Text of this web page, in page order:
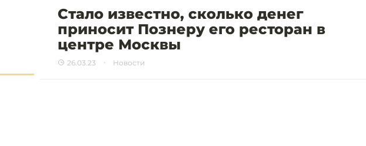
Стало известно, сколько денег
приносит Познеру его ресторан в
центре Москвы
26.03.23 Новости